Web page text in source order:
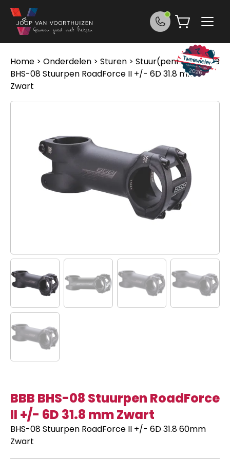
Ga naar de inhoud
Home > Onderdelen > Sturen > Stuur(pennen)> BBB
BHS-08 Stuurpen RoadForce II +/- 6D 31.8 mm
Zwart
BBB BHS-08 Stuurpen RoadForce
II +/- 6D 31.8 mm Zwart
BHS-08 Stuurpen RoadForce II +/- 6D 31.8 60mm
Zwart